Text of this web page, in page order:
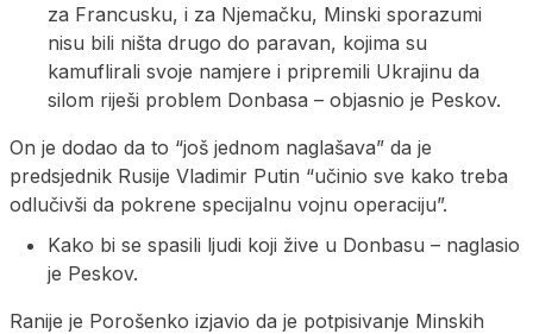
za Francusku, i za Njemačku, Minski sporazumi
nisu bili ništa drugo do paravan, kojima su
kamuflirali svoje namjere i pripremili Ukrajinu da
silom riješi problem Donbasa – objasnio je Peskov.
On je dodao da to “još jednom naglašava” da je
predsjednik Rusije Vladimir Putin “učinio sve kako treba
odlučivši da pokrene specijalnu vojnu operaciju”.
Kako bi se spasili ljudi koji žive u Donbasu – naglasio
je Peskov.
Ranije je Porošenko izjavio da je potpisivanje Minskih